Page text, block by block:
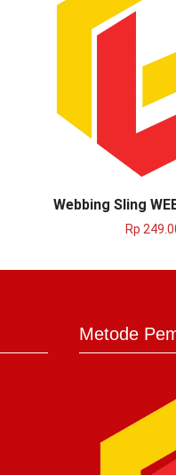
Webbing Sling
Rp
Metode